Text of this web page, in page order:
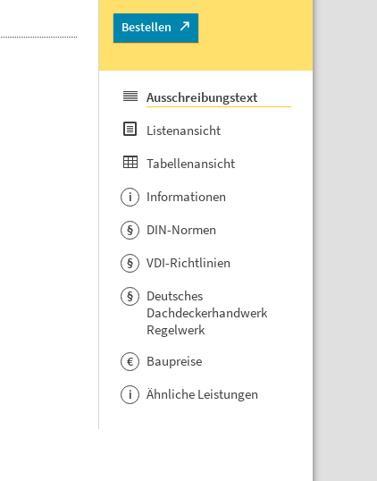
Bestellen
Ausschreibungstext
Listenansicht
Tabellenansicht
i Informationen
§ DIN-Normen
§ VDI-Richtlinien
§
Deutsches
Dachdeckerhandwerk
Regelwerk
€ Baupreise
i Ähnliche Leistungen